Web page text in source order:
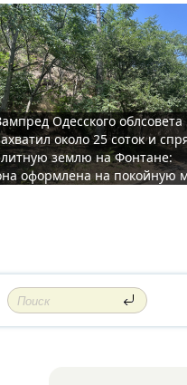
Одесского облсовета
около 25 соток и
землю на Фонтане:
оформлена на покойную